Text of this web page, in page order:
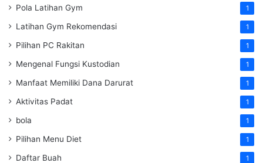
Pola Latihan Gym 1
Latihan Gym Rekomendasi 1
Pilihan PC Rakitan 1
Mengenal Fungsi Kustodian 1
Manfaat Memiliki Dana Darurat 1
Aktivitas Padat 1
bola 1
Pilihan Menu Diet 1
Daftar Buah 1